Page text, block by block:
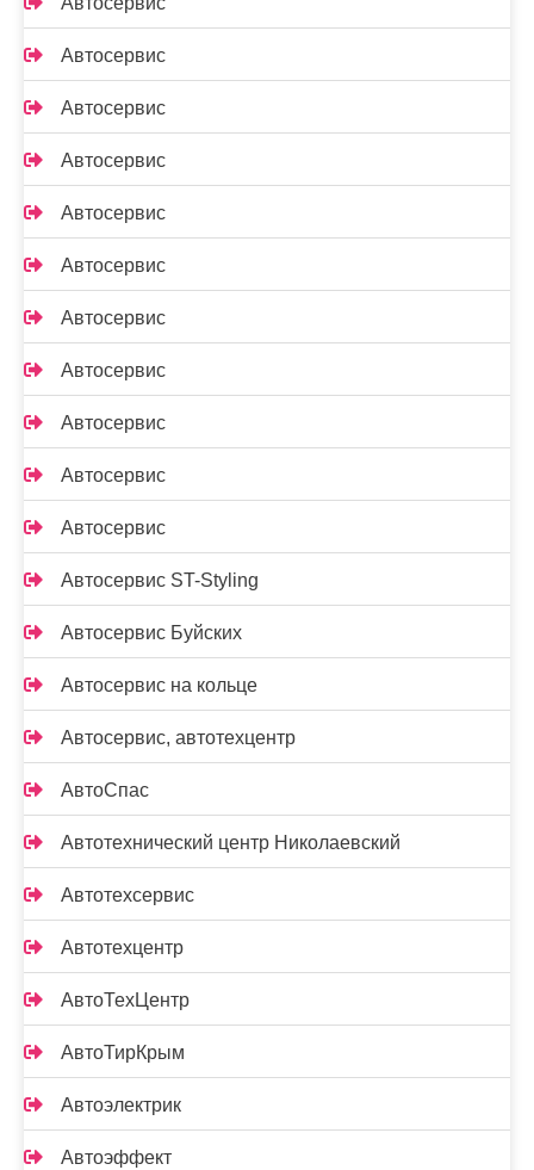
Автосервис
Автосервис
Автосервис
Автосервис
Автосервис
Автосервис
Автосервис
Автосервис
Автосервис
Автосервис
Автосервис ST-Styling
Автосервис Буйских
Автосервис на кольце
Автосервис, автотехцентр
АвтоСпас
Автотехнический центр Николаевский
Автотехсервис
Автотехцентр
АвтоТехЦентр
АвтоТирКрым
Автоэлектрик
Автоэффект